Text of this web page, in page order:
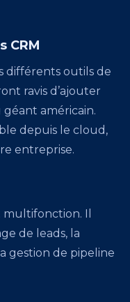
différents outils de
ravis d’ajouter
américain.
depuis le cloud,
entreprise.
multifonction. Il
de leads, la
gestion de pipeline